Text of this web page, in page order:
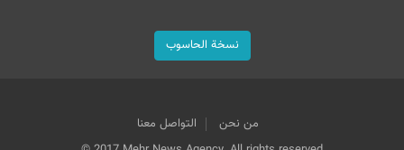
نسخة الحاسوب
من نحن
التواصل معنا